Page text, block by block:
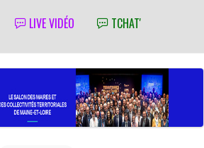
LIVE VIDÉO TCHAT'